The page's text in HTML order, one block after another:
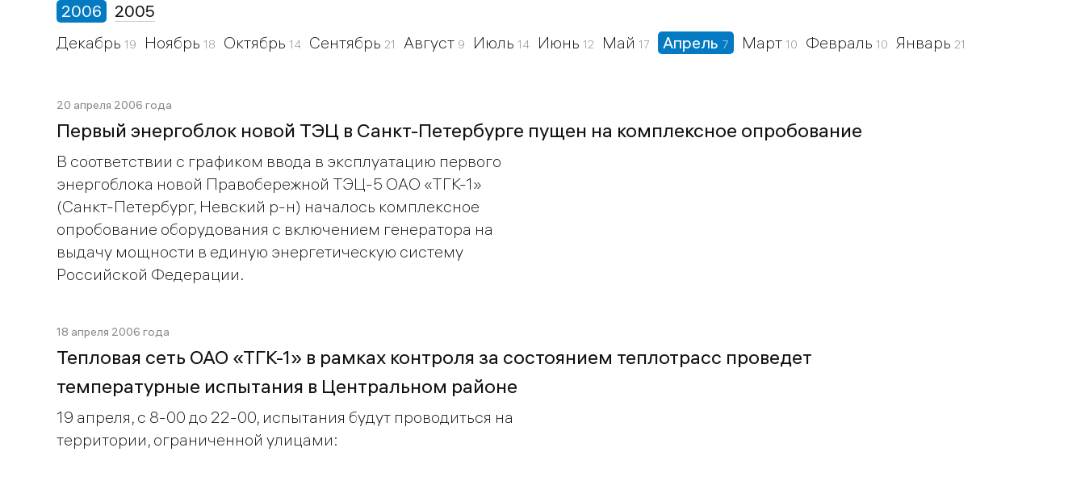
2006
Декабрь 19 Ноябрь 18 Октябрь 14 Сентябрь 21 Август 9 Июль 14 Июнь 12 Май 17 Апрель 7 Март 10 Февраль 10 Январь 21
2005
20 апреля 2006 года
Первый энергоблок новой ТЭЦ в Санкт-Петербурге пущен на комплексное опробование
В соответствии с графиком ввода в эксплуатацию первого
энергоблока новой Правобережной ТЭЦ-5 ОАО «ТГК-1»
(Санкт-Петербург, Невский р-н) началось комплексное
опробование оборудования с включением генератора на
выдачу мощности в единую энергетическую систему
Российской Федерации.
18 апреля 2006 года
Тепловая сеть ОАО «ТГК-1» в рамках контроля за состоянием теплотрасс проведет
температурные испытания в Центральном районе
19 апреля, с 8-00 до 22-00, испытания будут проводиться на
территории, ограниченной улицами: